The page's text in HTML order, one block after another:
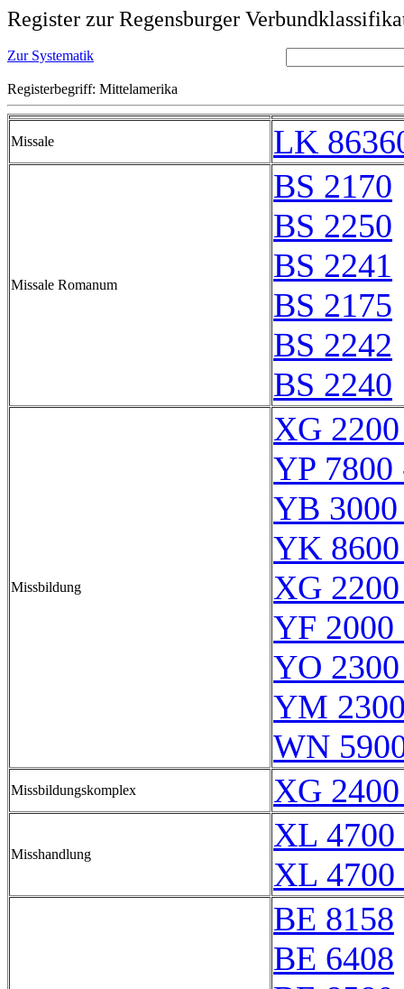
Register zur Regensburger
Zur Systematik
Registerbegriff: Mittelamerika
Missale LK
Missale Romanum
BS 2170
BS 2250
BS 2241
BS 2175
BS 2242
BS 2240
Missbildung
XG
YP 7800
YB
YK
XG
YF 2000
YO
YM
WN
Missbildungskomplex XG
Misshandlung
XL
XL
BE 8158
BE 6408